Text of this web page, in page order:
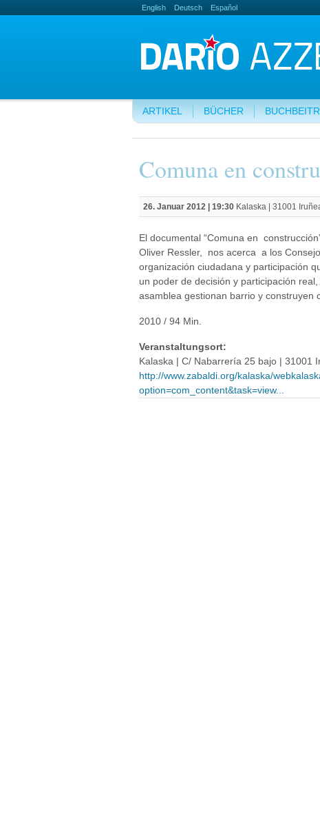
English Deutsch Español
ARTIKEL BÜCHER
Comuna en
26. Januar 2012 | 19:30 Kalaska | 31001
El documental “Comuna en
Oliver Ressler, nos acerca a los
organización ciudadana y participación
un poder de decisión y participación
asamblea gestionan barrio y construyen
2010 / 94 Min.
Veranstaltungsort:
Kalaska | C/ Nabarrería 25 bajo | 31001
http://www.zabaldi.org/kalaska/
option=com_content&task=view...